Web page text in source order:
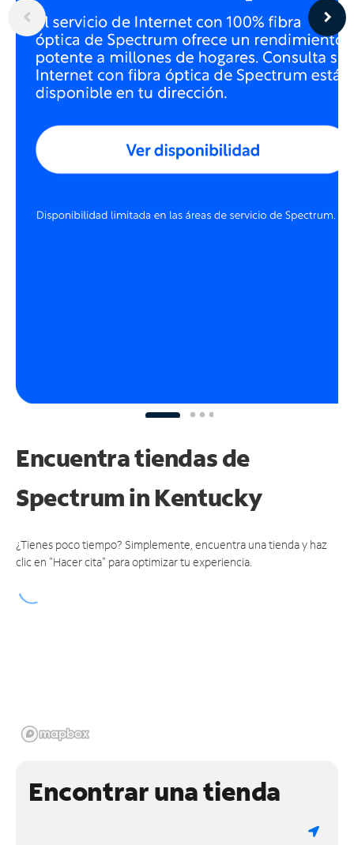
Encuentra tiendas de
Spectrumin Kentucky
¿Tienes poco tiempo? Simplemente, encuentra una tienda y haz
clic en "Hacer cita" para optimizar tu experiencia.
Encontrar una tienda